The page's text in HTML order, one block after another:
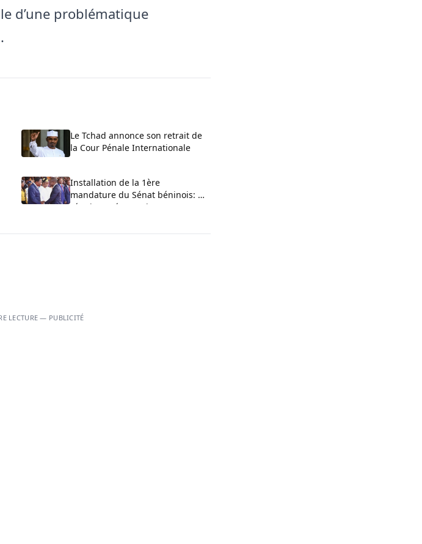
d’une problématique
Le Tchad annonce son retrait de
la Cour Pénale Internationale
Installation de la 1ère
mandature du Sénat béninois: la
réunion préparatoire s’est tenue
LECTURE — PUBLICITÉ